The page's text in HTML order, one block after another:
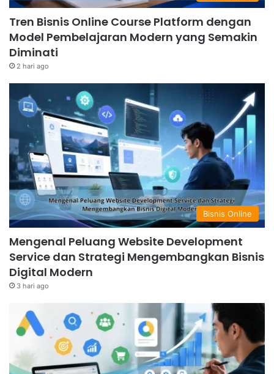
Tren Bisnis Online Course Platform dengan
Model Pembelajaran Modern yang Semakin
Diminati
2 hari ago
Bisnis Online
Mengenal Peluang Website Development
Service dan Strategi Mengembangkan Bisnis
Digital Modern
3 hari ago